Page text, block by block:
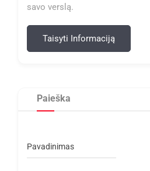
savo verslą.
Taisyti Informaciją
Paieška
Pavadinimas